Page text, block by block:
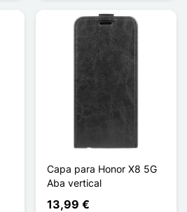
Capa para Honor X8 5G
Aba vertical
13,99 €